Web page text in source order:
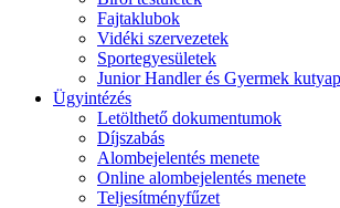
Fajtaklubok
Vidéki szervezetek
Sportegyesületek
Junior Handler és Gyermek
Ügyintézés
Letölthető dokumentumok
Díjszabás
Alombejelentés menete
Online alombejelentés menete
Teljesítményfűzet